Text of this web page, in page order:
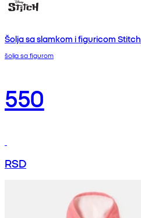
Šolja sa slamkom i figuricom Stitch
šolja sa figurom
550
RSD